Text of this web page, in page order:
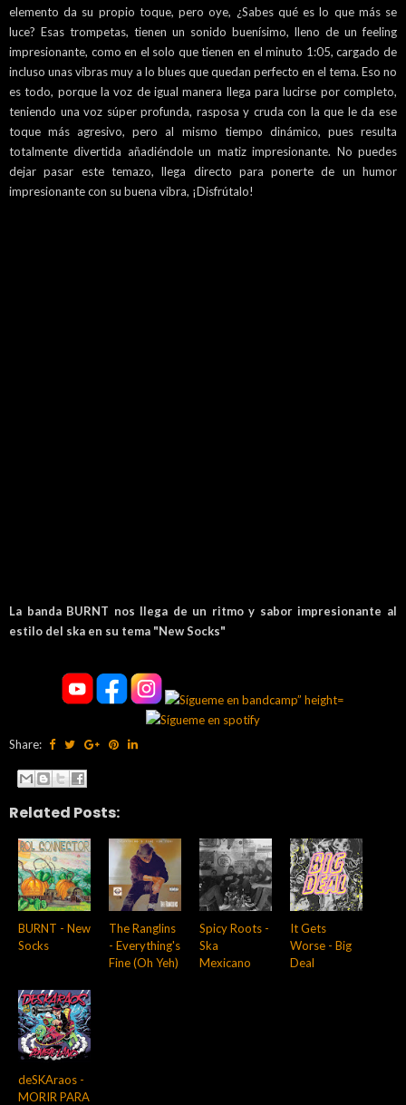
elemento da su propio toque, pero oye, ¿Sabes qué es lo que más se
luce? Esas trompetas, tienen un sonido buenísimo, lleno de un feeling
impresionante, como en el solo que tienen en el minuto 1:05, cargado de
incluso unas vibras muy a lo blues que quedan perfecto en el tema. Eso no
es todo, porque la voz de igual manera llega para lucirse por completo,
teniendo una voz súper profunda, rasposa y cruda con la que le da ese
toque más agresivo, pero al mismo tiempo dinámico, pues resulta
totalmente divertida añadiéndole un matiz impresionante. No puedes
dejar pasar este temazo, llega directo para ponerte de un humor
impresionante con su buena vibra, ¡Disfrútalo!
La banda BURNT nos llega de un ritmo y sabor impresionante al
estilo del ska en su tema "New Socks"
Share:
Related Posts:
BURNT - New
Socks
The Ranglins
- Everything's
Fine (Oh Yeh)
Spicy Roots -
Ska
Mexicano
It Gets
Worse - Big
Deal
deSKAraos -
MORIR PARA